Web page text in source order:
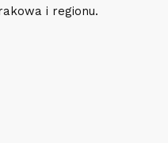
i regionu.